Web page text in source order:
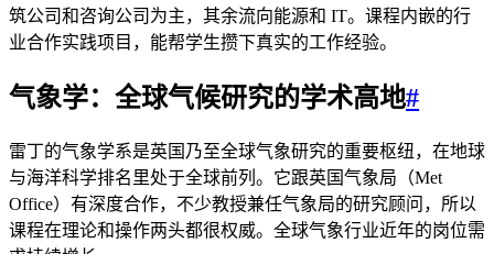
筑公司和咨询公司为主，其余流向能源和 IT。课程内嵌的行
业合作实践项目，能帮学生攒下真实的工作经验。
气象学：全球气候研究的学术高地#
雷丁的气象学系是英国乃至全球气象研究的重要枢纽，在地球
与海洋科学排名里处于全球前列。它跟英国气象局（Met
Office）有深度合作，不少教授兼任气象局的研究顾问，所以
课程在理论和操作两头都很权威。全球气象行业近年的岗位需